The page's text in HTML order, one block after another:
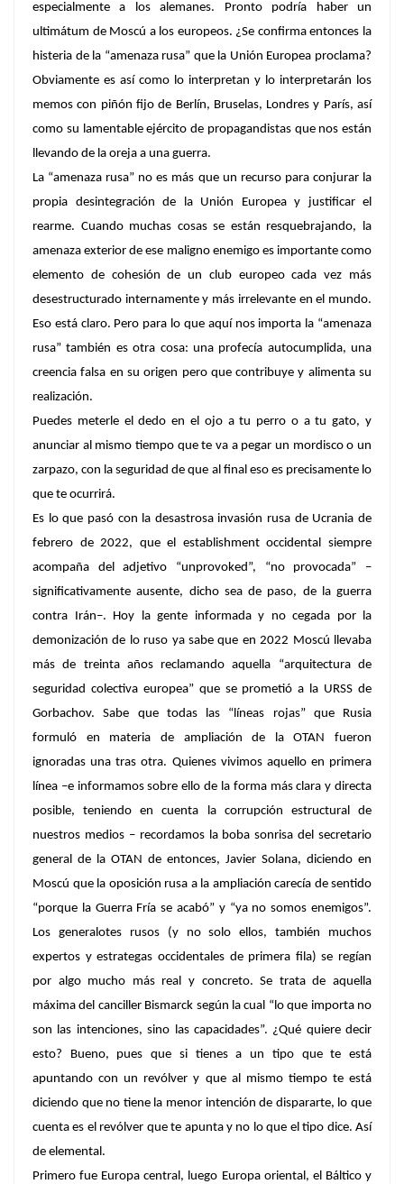
especialmente a los alemanes. Pronto podría haber un
ultimátum de Moscú a los europeos. ¿Se confirma entonces la
histeria de la “amenaza rusa” que la Unión Europea proclama?
Obviamente es así como lo interpretan y lo interpretarán los
memos con piñón fijo de Berlín, Bruselas, Londres y París, así
como su lamentable ejército de propagandistas que nos están
llevando de la oreja a una guerra.
La “amenaza rusa” no es más que un recurso para conjurar la
propia desintegración de la Unión Europea y justificar el
rearme. Cuando muchas cosas se están resquebrajando, la
amenaza exterior de ese maligno enemigo es importante como
elemento de cohesión de un club europeo cada vez más
desestructurado internamente y más irrelevante en el mundo.
Eso está claro. Pero para lo que aquí nos importa la “amenaza
rusa” también es otra cosa: una profecía autocumplida, una
creencia falsa en su origen pero que contribuye y alimenta su
realización.
Puedes meterle el dedo en el ojo a tu perro o a tu gato, y
anunciar al mismo tiempo que te va a pegar un mordisco o un
zarpazo, con la seguridad de que al final eso es precisamente lo
que te ocurrirá.
Es lo que pasó con la desastrosa invasión rusa de Ucrania de
febrero de 2022, que el establishmentoccidental siempre
acompaña del adjetivo “unprovoked”, “no provocada” –
significativamente ausente, dicho sea de paso, de la guerra
contra Irán–. Hoy la gente informada y no cegada por la
demonización de lo ruso ya sabe que en 2022 Moscú llevaba
más de treinta años reclamando aquella “arquitectura de
seguridad colectiva europea” que se prometió a la URSS de
Gorbachov. Sabe que todas las “líneas rojas” que Rusia
formuló en materia de ampliación de la OTAN fueron
ignoradas una tras otra. Quienes vivimos aquello en primera
línea –e informamos sobre ello de la forma más clara y directa
posible, teniendo en cuenta la corrupción estructural de
nuestros medios – recordamos la boba sonrisa del secretario
general de la OTAN de entonces, Javier Solana, diciendo en
Moscú que la oposición rusa a la ampliación carecía de sentido
“porque la Guerra Fría se acabó” y “ya no somos enemigos”.
Los generalotes rusos (y no solo ellos, también muchos
expertos y estrategas occidentales de primera fila) se regían
por algo mucho más real y concreto. Se trata de aquella
máxima del canciller Bismarck según la cual “lo que importa no
son las intenciones, sino las capacidades”. ¿Qué quiere decir
esto? Bueno, pues que si tienes a un tipo que te está
apuntando con un revólver y que al mismo tiempo te está
diciendo que no tiene la menor intención de dispararte, lo que
cuenta es el revólver que te apunta y no lo que el tipo dice. Así
de elemental.
Primero fue Europa central, luego Europa oriental, el Báltico y